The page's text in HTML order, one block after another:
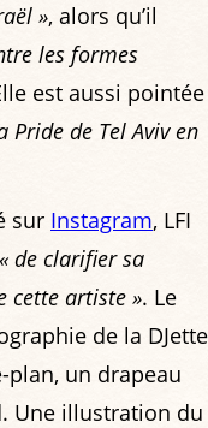
», alors qu’il
les formes
est aussi pointée
Pride de Tel Aviv en
sur Instagram, LFI
« de clarifier sa
cette artiste ». Le
de la DJette
plan, un drapeau
Une illustration du